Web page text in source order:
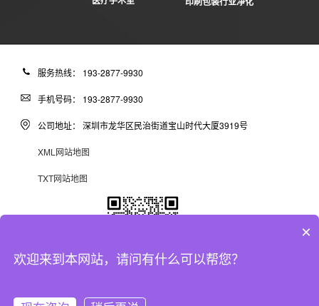
服务热线： 193-2877-9930
手机号码： 193-2877-9930
公司地址： 深圳市龙华区民治街道宝山时代大厦3919号
XML网站地图
TXT网站地图
×
欢迎来到本网站，请问有什么可以帮您？